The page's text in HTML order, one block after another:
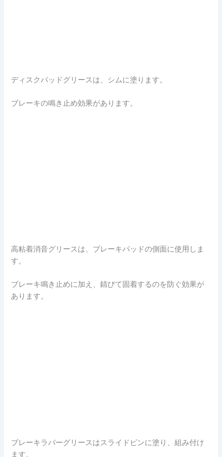
ディスクパッドグリースは、シムに塗ります。
ブレーキの鳴き止め効果があります。
高粘着消音グリースは、ブレーキパッドの側面に使用しま
す。
ブレーキ鳴き止めに加え、錆びて固着するのを防ぐ効果が
あります。
ブレーキラバーグリースはスライドピンに塗り、組み付け
ます。